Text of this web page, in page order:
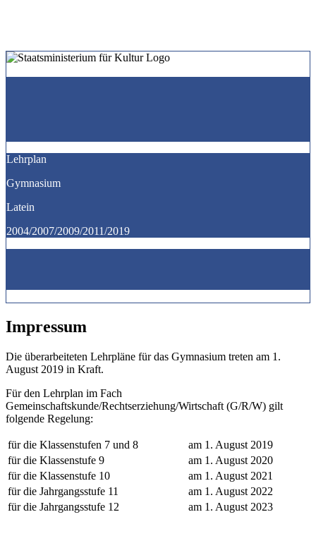
Lehrplan
Gymnasium
Latein
2004/2007/2009/2011/2019
Impressum
Die überarbeiteten Lehrpläne für das Gymnasium treten am 1.
August 2019 in Kraft.
Für den Lehrplan im Fach
Gemeinschaftskunde/Rechtserziehung/Wirtschaft (G/R/W) gilt
folgende Regelung:
für die Klassenstufen 7 und 8
am 1. August 2019
für die Klassenstufe 9
am 1. August 2020
für die Klassenstufe 10
am 1. August 2021
für die Jahrgangsstufe 11
am 1. August 2022
für die Jahrgangsstufe 12
am 1. August 2023